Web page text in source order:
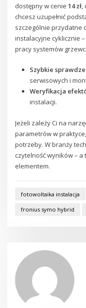
dostępny w cenie14 zł
chcesz uzupełnić
szczególnie przydatne
instalacyjne cyklicznie
pracy systemów
Szybkie
serwisowych i
Weryfikacja
instalacji.
Jeżeli zależy Ci na
parametrów w
potrzeby. W branży
czytelność wyników – a
elementem.
fotowoltaika instalacja
fronius symo hybrid